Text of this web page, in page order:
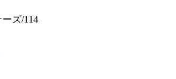
ズ/114